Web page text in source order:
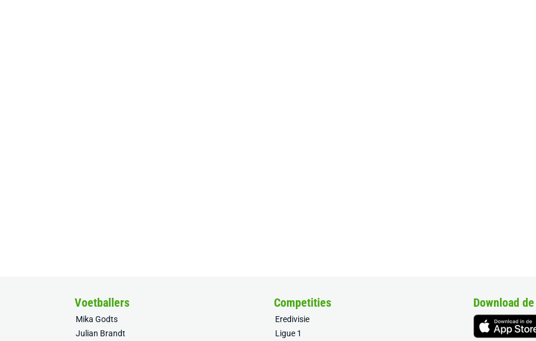
Voetballers
Mika Godts
Julian Brandt
Competities
Eredivisie
Ligue 1
Download